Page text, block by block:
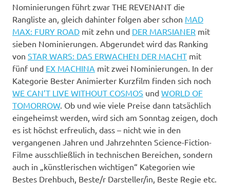
Nominierungen führt zwar THE REVENANT die
Rangliste an, gleich dahinter folgen aber schon MAD
MAX: FURY ROAD mit zehn und DER MARSIANER mit
sieben Nominierungen. Abgerundet wird das Ranking
von STAR WARS: DAS ERWACHEN DER MACHT mit
fünf und EX MACHINA mit zwei Nominierungen. In der
Kategorie Bester Animierter Kurzfilm finden sich noch
WE CAN’T LIVE WITHOUT COSMOS und WORLD OF
TOMORROW. Ob und wie viele Preise dann tatsächlich
eingeheimst werden, wird sich am Sonntag zeigen, doch
es ist höchst erfreulich, dass – nicht wie in den
vergangenen Jahren und Jahrzehnten Science-Fiction-
Filme ausschließlich in technischen Bereichen, sondern
auch in „künstlerischen wichtigen“ Kategorien wie
Bestes Drehbuch, Beste/r Darsteller/in, Beste Regie etc.